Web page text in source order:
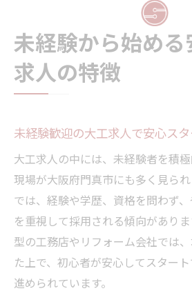
未経験から始め
求人の特徴
未経験歓迎の大工求人で安心ス
大工求人の中には、未経験者を積
現場が大阪府門真市にも多く見ら
では、経験や学歴、資格を問わず
を重視して採用される傾向があり
型の工務店やリフォーム会社では
た上で、初心者が安心してスター
進められています。